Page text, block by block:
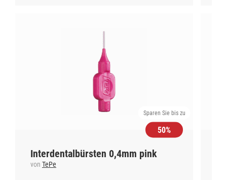
Sparen Sie bis zu
50%
Interdentalbürsten 0,4mm pink
von TePe